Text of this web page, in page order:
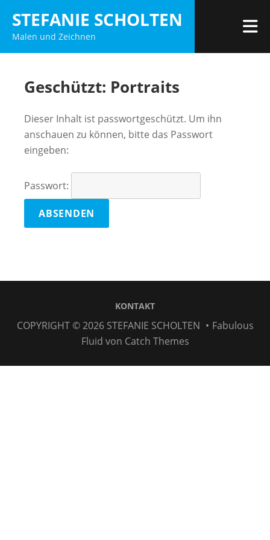
Inhalt
springen
STEFANIE SCHOLTEN
Malen und Zeichnen
Geschützt: Portraits
Dieser Inhalt ist passwortgeschützt. Um ihn
anschauen zu können, bitte das Passwort
eingeben:
Passwort:
KONTAKT
COPYRIGHT © 2026 STEFANIE SCHOLTEN • Fabulous
Fluid von Catch Themes